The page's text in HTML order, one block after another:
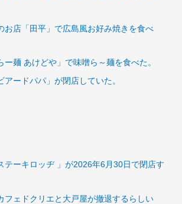
お店「田平」で広島風お好み焼きを食べ
ー麺 あけどや」で味噌ら～麺を食べた。
アードパパ」が閉店していた。
テーキロッヂ 」が2026年6月30日で閉店す
フェドクリエと大戸屋が撤退するらしい